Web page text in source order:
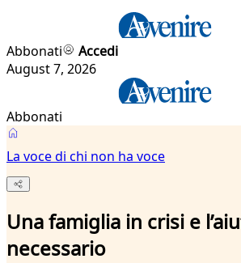
Abbonati
Accedi
August 7, 2026
Abbonati
La voce di chi non ha voce
Una famiglia in crisi e
necessario